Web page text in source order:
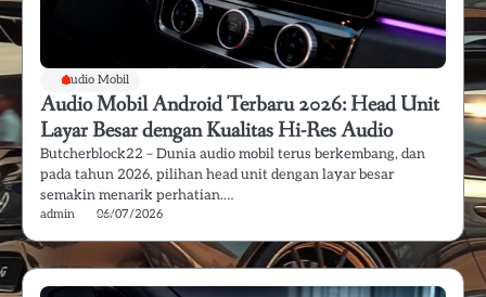
Audio Mobil
Audio Mobil Android Terbaru 2026: Head Unit
Layar Besar dengan Kualitas Hi-Res Audio
Butcherblock22 – Dunia audio mobil terus berkembang, dan
pada tahun 2026, pilihan head unit dengan layar besar
semakin menarik perhatian.…
admin 06/07/2026